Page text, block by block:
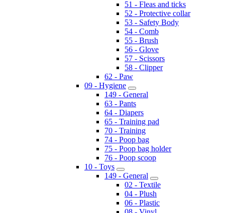
51 - Fleas and ticks
52 - Protective collar
53 - Safety Body
54 - Comb
55 - Brush
56 - Glove
57 - Scissors
58 - Clipper
62 - Paw
09 - Hygiene
149 - General
63 - Pants
64 - Diapers
65 - Training pad
70 - Training
74 - Poop bag
75 - Poop bag holder
76 - Poop scoop
10 - Toys
149 - General
02 - Textile
04 - Plush
06 - Plastic